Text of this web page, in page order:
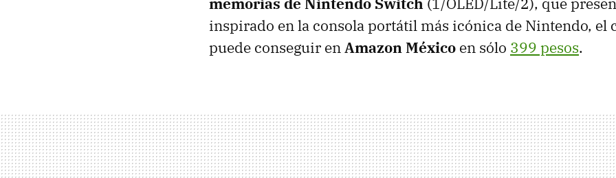
inspirado en la consola portátil más icónica de Nintendo, el
puede conseguir enAmazon México en sólo 399 pesos.